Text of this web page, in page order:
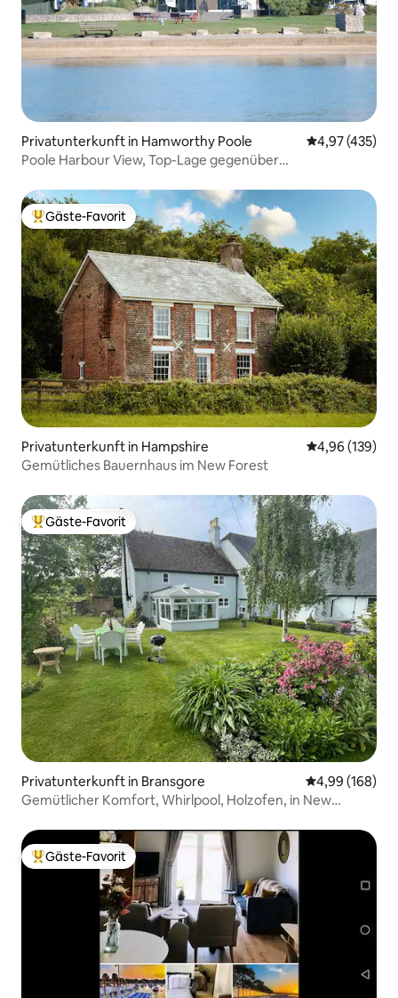
Privatunterkunft in Hamworthy Poole
4,97 (435)
Poole Harbour View, Top-Lage gegenüber
Beliebter Gäste-Favorit.
Gäste-Favorit
Privatunterkunft in Hampshire
4,96 (139)
Gemütliches Bauernhaus im New Forest
Beliebter Gäste-Favorit.
Gäste-Favorit
Privatunterkunft in Bransgore
4,99 (168)
Gemütlicher Komfort, Whirlpool, Holzofen, in New
Beliebter Gäste-Favorit.
Gäste-Favorit